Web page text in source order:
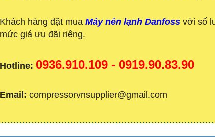
Khách hàng đặt mua Máy nén lạnh Danfoss với số
mức giá ưu đãi riêng.
Hotline: 0936.910.109 - 0919.90.83.90
Email: compressorvnsupplier@gmail.com